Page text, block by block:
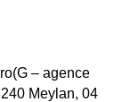
– agence
Meylan, 04